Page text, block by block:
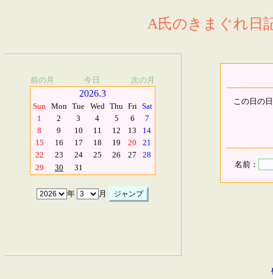
A氏のきまぐれ日
前の月 今日 次の月
2026.3
Sun Mon Tue Wed Thu Fri Sat
1
2 3 4 5 6
7
8
9 10 11 12 13
14
15
16 17 18 19 20
21
22
23 24 25 26 27
28
29
30 31
年 月
この日の
名前：